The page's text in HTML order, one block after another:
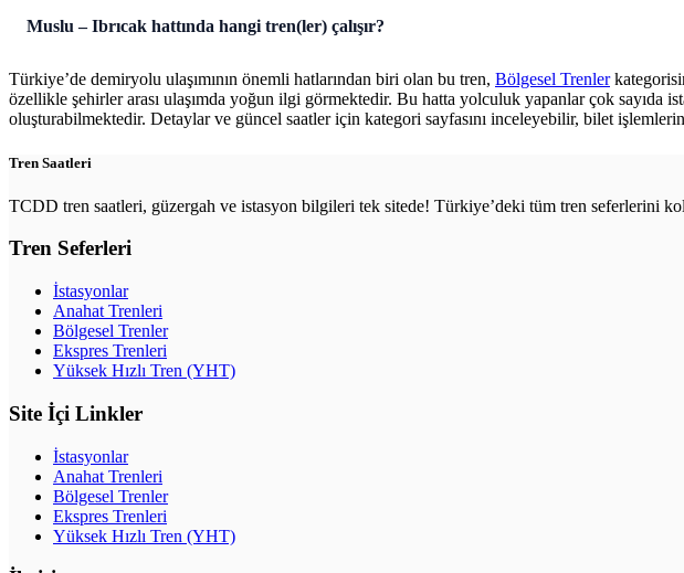
Muslu – Ibrıcak hattında hangi tren(ler) çalışır?
Türkiye’de demiryolu ulaşımının önemli hatlarından biri olan bu tren, Bölgesel Trenler
özellikle şehirler arası ulaşımda yoğun ilgi görmektedir. Bu hatta yolculuk yapanlar çok sayıda
oluşturabilmektedir. Detaylar ve güncel saatler için kategori sayfasını inceleyebilir, bilet
Tren Saatleri
TCDD tren saatleri, güzergah ve istasyon bilgileri tek sitede! Türkiye’deki tüm tren seferlerini
Tren Seferleri
İstasyonlar
Anahat Trenleri
Bölgesel Trenler
Ekspres Trenleri
Yüksek Hızlı Tren (YHT)
Site İçi Linkler
İstasyonlar
Anahat Trenleri
Bölgesel Trenler
Ekspres Trenleri
Yüksek Hızlı Tren (YHT)